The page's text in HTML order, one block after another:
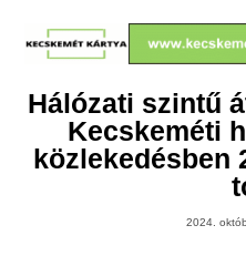
Hálózati szintű
Kecskeméti
közlekedésben
2024.